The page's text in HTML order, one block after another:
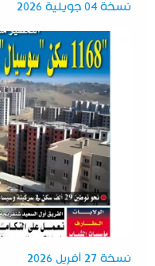
نسخة 04 جويلية 2026
نسخة 27 أفريل 2026